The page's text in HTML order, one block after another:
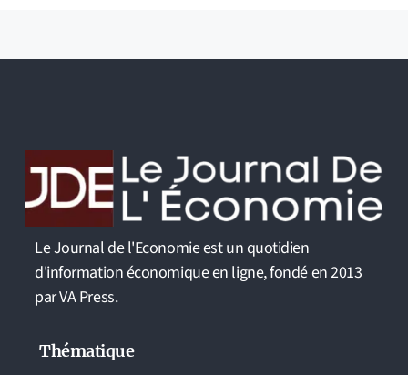
Le Journal de l'Economie est un quotidien
d'information économique en ligne, fondé en 2013
par VA Press.
Thématique